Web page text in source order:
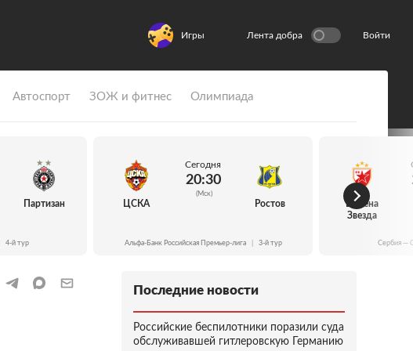
Игры Лента добра Войти
Автоспорт ЗОЖ и фитнес Олимпиада
Партизан
4-й тур
ЦСКА
Сегодня
20:30
(Мск)
Ростов
Альфа-Банк Российская Премьер-лига 3-й тур
Црвена
Звезда
Сербия —
Последние новости
Российские беспилотники поразили суда
обслуживавшей гитлеровскую Германию